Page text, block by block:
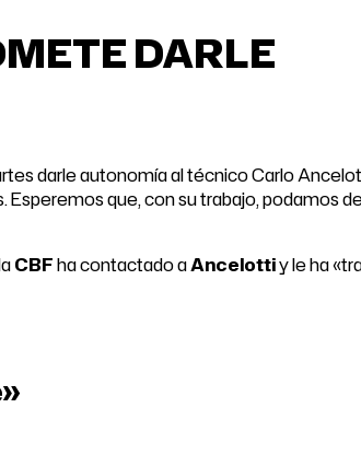
DARLE
darle autonomía al técnico Carlo
que, con su trabajo, podamos
CBFha contactado aAncelottiy le ha